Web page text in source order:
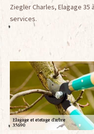
Ziegler Charles, Elagage 35
services.